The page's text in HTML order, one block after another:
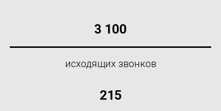
3 100
исходящих звонков
215